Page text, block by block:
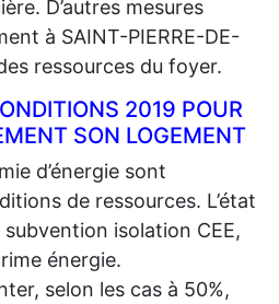
D’autres mesures
à SAINT-PIERRE-DE-
ressources du foyer.
2019 POUR
SON LOGEMENT
d’énergie sont
de ressources. L’état
isolation CEE,
énergie.
selon les cas à 50%,